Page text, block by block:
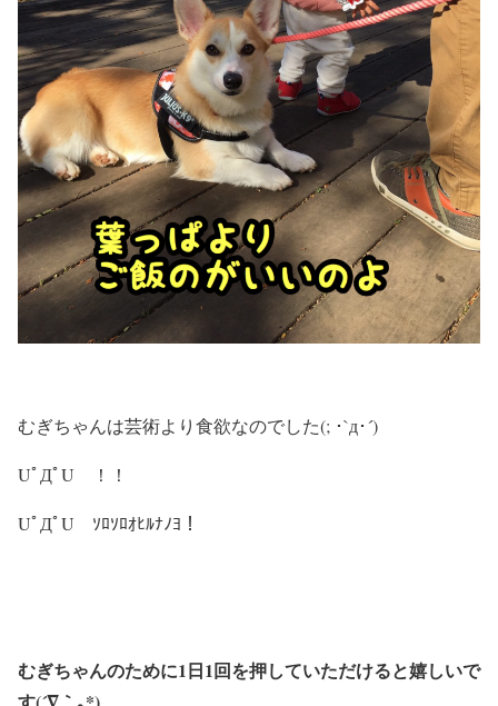
むぎちゃんは芸術より食欲なのでした(; ･`д･´)
UﾟДﾟU ！！
UﾟДﾟU ｿﾛｿﾛｵﾋﾙﾅﾉﾖ！
むぎちゃんのために1日1回を押していただけると嬉しいで
す(´∇｀｡*)